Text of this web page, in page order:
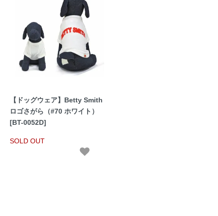
【ドッグウェア】Betty Smith
ロゴさがら（#70 ホワイト）
[BT-0052D]
SOLD OUT